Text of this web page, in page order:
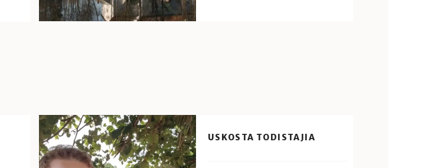
USKOSTA TODISTAJIA